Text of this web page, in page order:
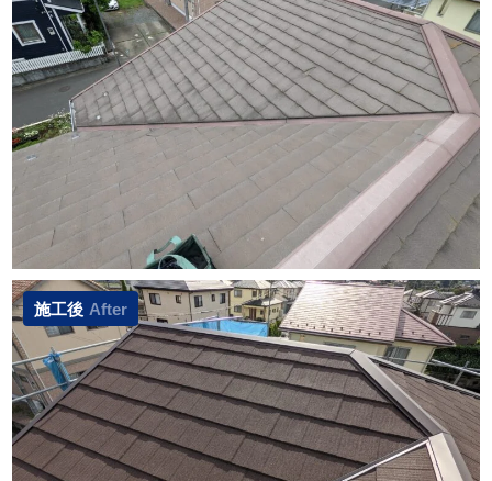
施工後 After